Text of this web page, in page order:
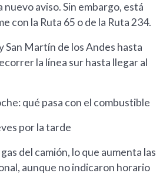
aviso. Sin embargo, está
con la Ruta 65 o de la Ruta 234.
San Martín de los Andes hasta
la línea sur hasta llegar al
qué pasa con el combustible
por la tarde
del camión, lo que aumenta las
aunque no indicaron horario